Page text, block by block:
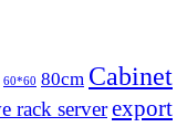
60*60 80cm Cabinet
rack serverexport